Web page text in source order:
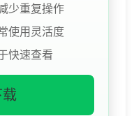
少重复操作
使用灵活度
快速查看